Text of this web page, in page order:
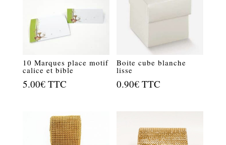
10 Marques place motif
calice et bible
5.00€ TTC
Boite cube blanche
lisse
0.90€ TTC